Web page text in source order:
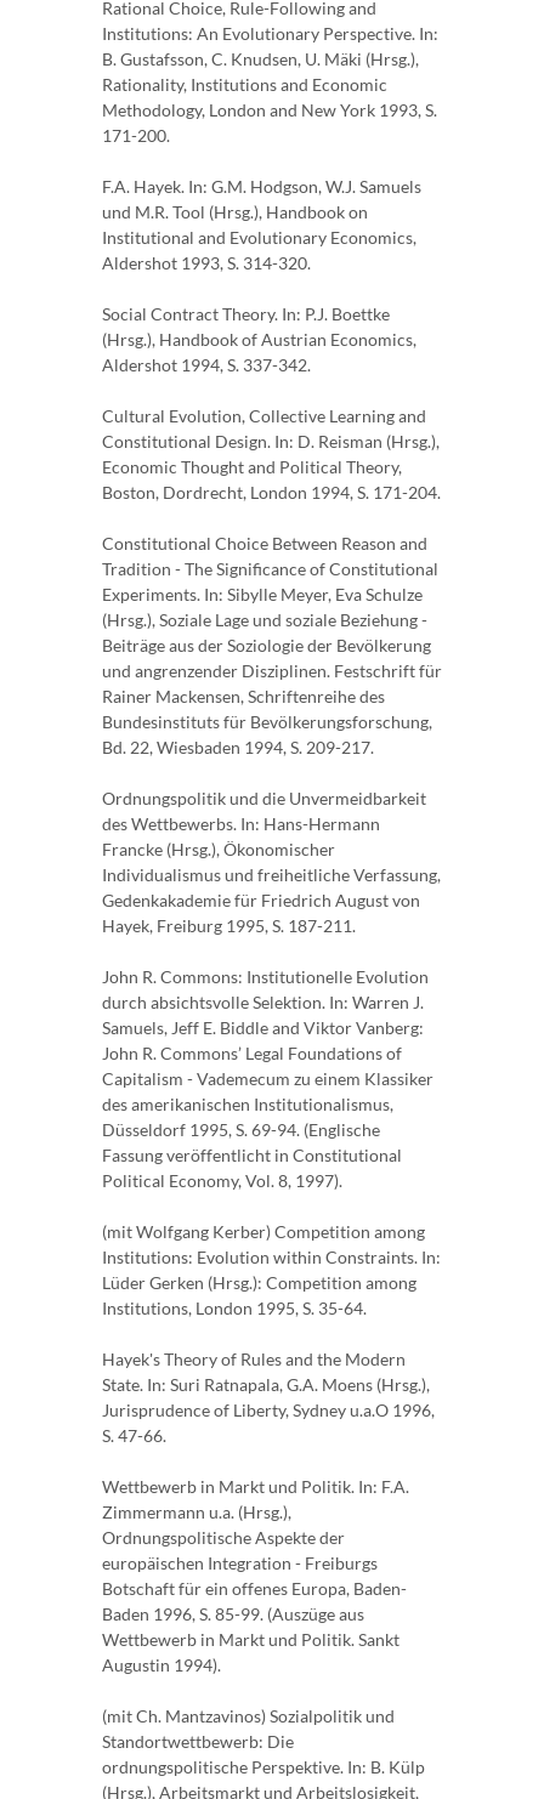
Rational Choice, Rule-Following and
Institutions: An Evolutionary Perspective. In:
B. Gustafsson, C. Knudsen, U. Mäki (Hrsg.),
Rationality, Institutions and Economic
Methodology, London and New York 1993, S.
171-200.
F.A. Hayek. In: G.M. Hodgson, W.J. Samuels
und M.R. Tool (Hrsg.), Handbook on
Institutional and Evolutionary Economics,
Aldershot 1993, S. 314-320.
Social Contract Theory. In: P.J. Boettke
(Hrsg.), Handbook of Austrian Economics,
Aldershot 1994, S. 337-342.
Cultural Evolution, Collective Learning and
Constitutional Design. In: D. Reisman (Hrsg.),
Economic Thought and Political Theory,
Boston, Dordrecht, London 1994, S. 171-204.
Constitutional Choice Between Reason and
Tradition - The Significance of Constitutional
Experiments. In: Sibylle Meyer, Eva Schulze
(Hrsg.), Soziale Lage und soziale Beziehung -
Beiträge aus der Soziologie der Bevölkerung
und angrenzender Disziplinen. Festschrift für
Rainer Mackensen, Schriftenreihe des
Bundesinstituts für Bevölkerungsforschung,
Bd. 22, Wiesbaden 1994, S. 209-217.
Ordnungspolitik und die Unvermeidbarkeit
des Wettbewerbs. In: Hans-Hermann
Francke (Hrsg.), Ökonomischer
Individualismus und freiheitliche Verfassung,
Gedenkakademie für Friedrich August von
Hayek, Freiburg 1995, S. 187-211.
John R. Commons: Institutionelle Evolution
durch absichtsvolle Selektion. In: Warren J.
Samuels, Jeff E. Biddle and Viktor Vanberg:
John R. Commons’ Legal Foundations of
Capitalism - Vademecum zu einem Klassiker
des amerikanischen Institutionalismus,
Düsseldorf 1995, S. 69-94. (Englische
Fassung veröffentlicht in Constitutional
Political Economy, Vol. 8, 1997).
(mit Wolfgang Kerber) Competition among
Institutions: Evolution within Constraints. In:
Lüder Gerken (Hrsg.): Competition among
Institutions, London 1995, S. 35-64.
Hayek's Theory of Rules and the Modern
State. In: Suri Ratnapala, G.A. Moens (Hrsg.),
Jurisprudence of Liberty, Sydney u.a.O 1996,
S. 47-66.
Wettbewerb in Markt und Politik. In: F.A.
Zimmermann u.a. (Hrsg.),
Ordnungspolitische Aspekte der
europäischen Integration - Freiburgs
Botschaft für ein offenes Europa, Baden-
Baden 1996, S. 85-99. (Auszüge aus
Wettbewerb in Markt und Politik. Sankt
Augustin 1994).
(mit Ch. Mantzavinos) Sozialpolitik und
Standortwettbewerb: Die
ordnungspolitische Perspektive. In: B. Külp
(Hrsg.), Arbeitsmarkt und Arbeitslosigkeit,